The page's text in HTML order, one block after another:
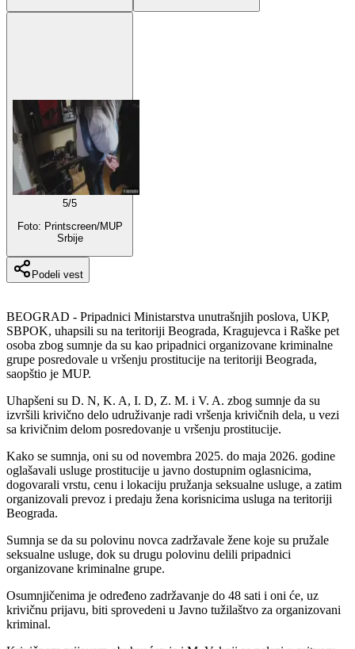
5/5
Foto: Printscreen/MUP
Srbije
Podeli vest
BEOGRAD - Pripadnici Ministarstva unutrašnjih poslova, UKP,
SBPOK, uhapsili su na teritoriji Beograda, Kragujevca i Raške pet
osoba zbog sumnje da su kao pripadnici organizovane kriminalne
grupe posredovale u vršenju prostitucije na teritoriji Beograda,
saopštio je MUP.
Uhapšeni su D. N, K. A, I. D, Z. M. i V. A. zbog sumnje da su
izvršili krivično delo udruživanje radi vršenja krivičnih dela, u vezi
sa krivičnim delom posredovanje u vršenju prostitucije.
Kako se sumnja, oni su od novembra 2025. do maja 2026. godine
oglašavali usluge prostitucije u javno dostupnim oglasnicima,
dogovarali vrstu, cenu i lokaciju pružanja seksualne usluge, a zatim
organizovali prevoz i predaju žena korisnicima usluga na teritoriji
Beograda.
Sumnja se da su polovinu novca zadržavale žene koje su pružale
seksualne usluge, dok su drugu polovinu delili pripadnici
organizovane kriminalne grupe.
Osumnjičenima je određeno zadržavanje do 48 sati i oni će, uz
krivičnu prijavu, biti sprovedeni u Javno tužilaštvo za organizovani
kriminal.